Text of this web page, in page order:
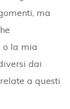
ma
o la mia
dai
a questi